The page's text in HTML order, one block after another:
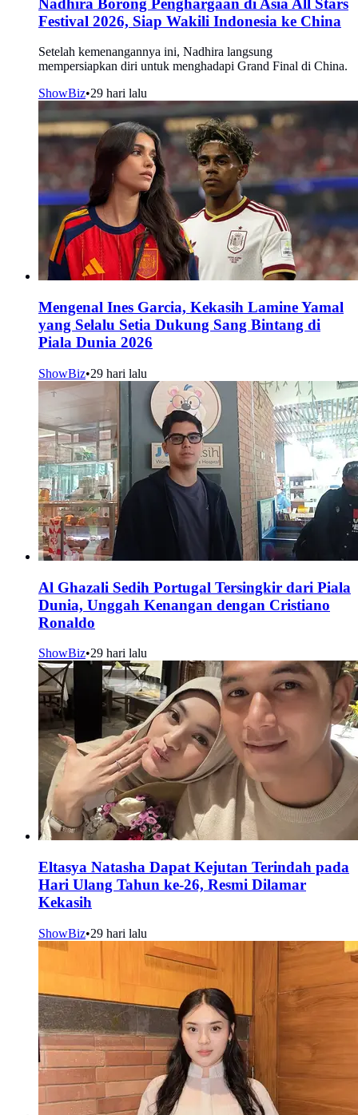
Nadhira Borong Penghargaan di Asia All Stars
Festival 2026, Siap Wakili Indonesia ke China
Setelah kemenangannya ini, Nadhira langsung
mempersiapkan diri untuk menghadapi Grand Final di China.
ShowBiz•29 hari lalu
Mengenal Ines Garcia, Kekasih Lamine Yamal
yang Selalu Setia Dukung Sang Bintang di
Piala Dunia 2026
ShowBiz•29 hari lalu
Al Ghazali Sedih Portugal Tersingkir dari Piala
Dunia, Unggah Kenangan dengan Cristiano
Ronaldo
ShowBiz•29 hari lalu
Eltasya Natasha Dapat Kejutan Terindah pada
Hari Ulang Tahun ke-26, Resmi Dilamar
Kekasih
ShowBiz•29 hari lalu